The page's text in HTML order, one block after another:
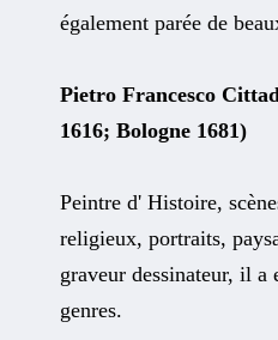
également parée de
Pietro Francesco
1616; Bologne 1681)
Peintre d' Histoire,
religieux, portraits,
graveur dessinateur, il
genres.